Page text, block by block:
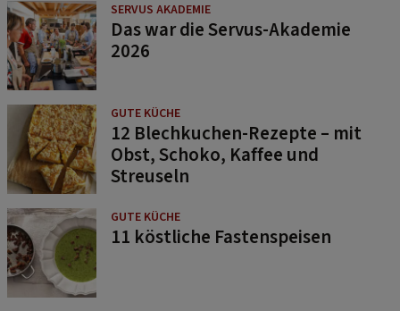
SERVUS AKADEMIE
Das war die Servus-Akademie
2026
GUTE KÜCHE
12 Blechkuchen-Rezepte – mit
Obst, Schoko, Kaffee und
Streuseln
GUTE KÜCHE
11 köstliche Fastenspeisen